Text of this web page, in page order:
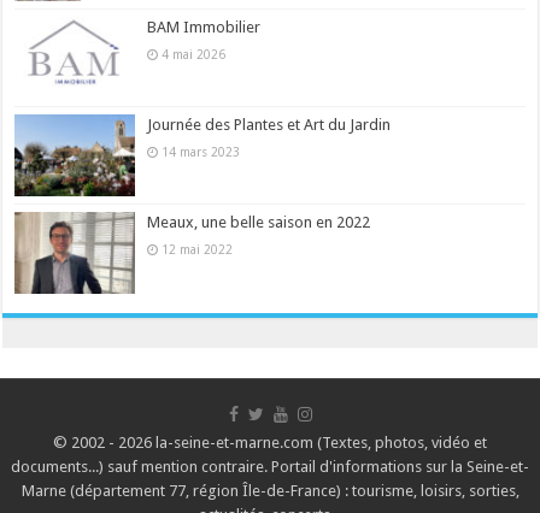
BAM Immobilier
4 mai 2026
Journée des Plantes et Art du Jardin
14 mars 2023
Meaux, une belle saison en 2022
12 mai 2022
© 2002 - 2026 la-seine-et-marne.com (Textes, photos, vidéo et
documents...) sauf mention contraire. Portail d'informations sur la Seine-et-
Marne (département 77, région Île-de-France) : tourisme, loisirs, sorties,